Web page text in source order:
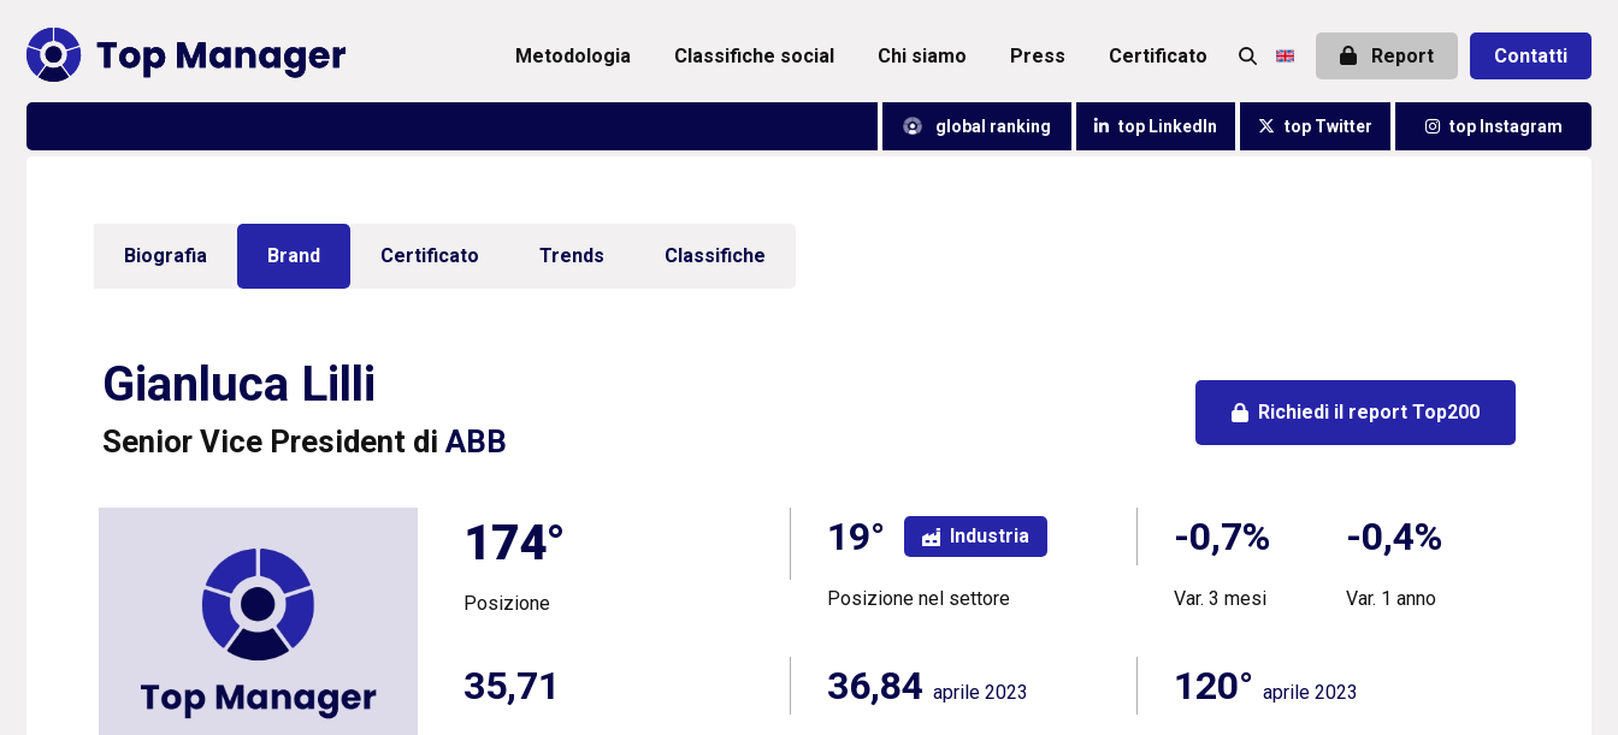
metodologia classifiche social chi siamo press certificato Report Contatti
global ranking top LinkedIn top Twitter top Instagram
Biografia Brand Certificato Trends Classifiche
Gianluca Lilli
Senior Vice President di ABB
Richiedi il report Top200
174°
Posizione
19° Industria
Posizione nel settore
-0,7%
Var. 3 mesi
-0,4%
Var. 1 anno
35,71 36,84aprile 2023 120° aprile 2023